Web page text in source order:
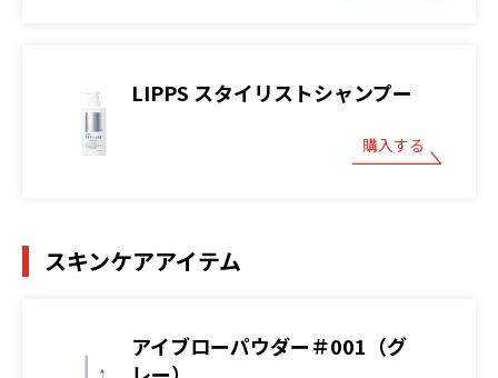
LIPPS スタイリストシャンプー
購入する
スキンケアアイテム
アイブローパウダー＃001（グ